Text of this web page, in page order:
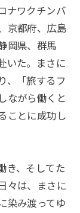
ナワクチンバ
京都府、広島
岡県、群馬
いた。まさに
、「旅するフ
ながら働くと
ことに成功し
き、そしてた
々は、まさに
染み渡ってゆ